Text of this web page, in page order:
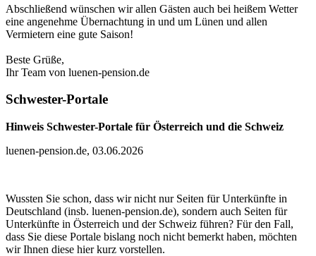
Abschließend wünschen wir allen Gästen auch bei heißem Wetter
eine angenehme Übernachtung in und um Lünen und allen
Vermietern eine gute Saison!
Beste Grüße,
Ihr Team von luenen-pension.de
Schwester-Portale
Hinweis Schwester-Portale für Österreich und die Schweiz
luenen-pension.de, 03.06.2026
Wussten Sie schon, dass wir nicht nur Seiten für Unterkünfte in
Deutschland (insb. luenen-pension.de), sondern auch Seiten für
Unterkünfte in Österreich und der Schweiz führen? Für den Fall,
dass Sie diese Portale bislang noch nicht bemerkt haben, möchten
wir Ihnen diese hier kurz vorstellen.